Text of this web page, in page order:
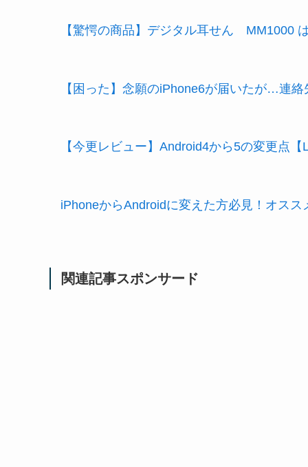
【驚愕の商品】デジタル耳せん MM1000
【困った】念願のiPhone6が届いたが…連絡
【今更レビュー】Android4から5の変更点【
iPhoneからAndroidに変えた方必見！オス
関連記事スポンサード